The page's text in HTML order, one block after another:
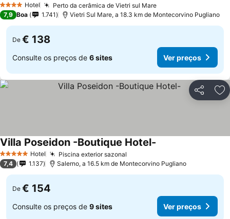
4 EstrelasHotel Perto da cerâmica de Vietri sul MareVer preços
7,9 Boa 1.741 Vietri Sul Mare, a 18.3 km de Montecorvino Pugliano
De € 138
Consulte os preços de 6 sites Ver preços
Partilhar
5 Estrelas Hotel Piscina exterior sazonal
Villa Poseidon -Boutique Hotel-
7,4 1.137 Salerno, a 16.5 km de Montecorvino Pugliano
De € 154
Consulte os preços de 9 sites Ver preços